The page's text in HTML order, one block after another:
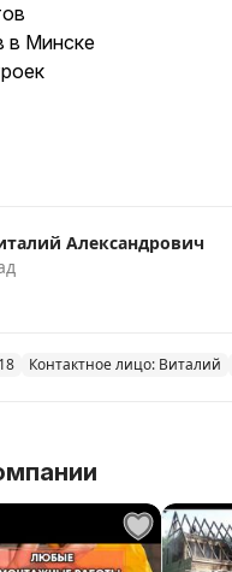
в Минске
фасадной стены
блоков
керамики
Александрович
Контактное лицо: Виталий